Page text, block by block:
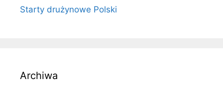
Starty drużynowe Polski
Archiwa